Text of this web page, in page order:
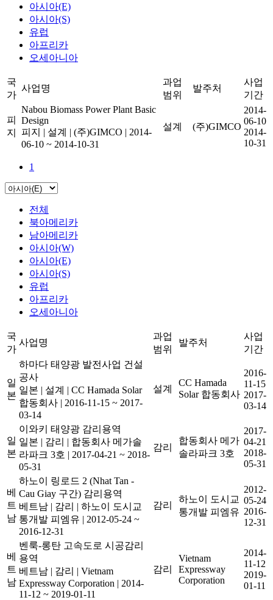
아시아(E)
아시아(S)
유럽
아프리카
오세아니아
국
가
사업명
과업
범위
발주처
사업
기간
피
지
Nabou Biomass Power Plant Basic
Design
피지
| 설계 | (주)GIMCO | 2014-
06-10 ~ 2014-10-31
설계 (주)GIMCO
2014-
06-10
2014-
10-31
1
전체
북아메리카
남아메리카
아시아(W)
아시아(E)
아시아(S)
유럽
아프리카
오세아니아
국
가
사업명
과업
범위
발주처
사업
기간
일
본
하마다 태양광 발전사업 건설
공사
일본 | 설계 | CC Hamada Solar
합동회사 | 2016-11-15 ~ 2017-
03-14
설계
CC Hamada
Solar 합동회사
2016-
11-15
2017-
03-14
일
본
이와키 태양광 감리용역
일본 | 감리 | 합동회사 메가솔
라파크 3호 | 2017-04-21 ~ 2018-
05-31
감리
합동회사 메가
솔라파크 3호
2017-
04-21
2018-
05-31
베
트
남
하노이 링로드 2 (Nhat Tan -
Cau Giay 구간) 감리용역
베트남 | 감리 | 하노이 도시교
통개발 피엠유 | 2012-05-24 ~
2016-12-31
감리
하노이 도시교
통개발 피엠유
2012-
05-24
2016-
12-31
베
트
남
벤룩-롱탄 고속도로 시공감리
용역
베트남 | 감리 | Vietnam
Expressway Corporation | 2014-
11-12 ~ 2019-01-11
감리
Vietnam
Expressway
Corporation
2014-
11-12
2019-
01-11